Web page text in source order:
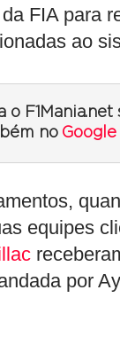
FIA para
ao
o
no Google
equipes
por